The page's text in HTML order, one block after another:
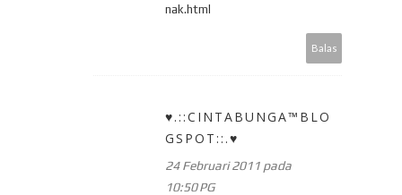
nak.html
Balas
♥.::CINTABUNGA™BLO
GSPOT::.♥
24 Februari 2011 pada
10:50 PG